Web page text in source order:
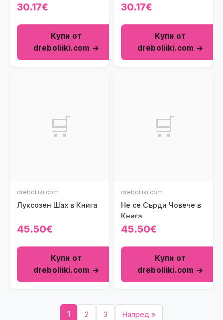
30.17€
Купи от
dreboliiki.com →
30.17€
Купи от
dreboliiki.com →
🛒
dreboliiki.com
Луксозен Шах в Книга
45.50€
Купи от
dreboliiki.com →
🛒
dreboliiki.com
Не се Сърди Човече в
Книга
45.50€
Купи от
dreboliiki.com →
1 2 3 Напред »